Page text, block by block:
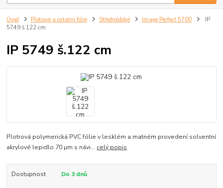
Úvod Plotrové a ostatní fólie Střednědobé Image Perfect 5700
IP
5749 š.122 cm
IP 5749 š.122 cm
Plotrová polymerická PVC fólie v lesklém a matném provedení solventní
akrylové lepidlo 70 µm s návi... celý popis
Dostupnost Do 3 dnů